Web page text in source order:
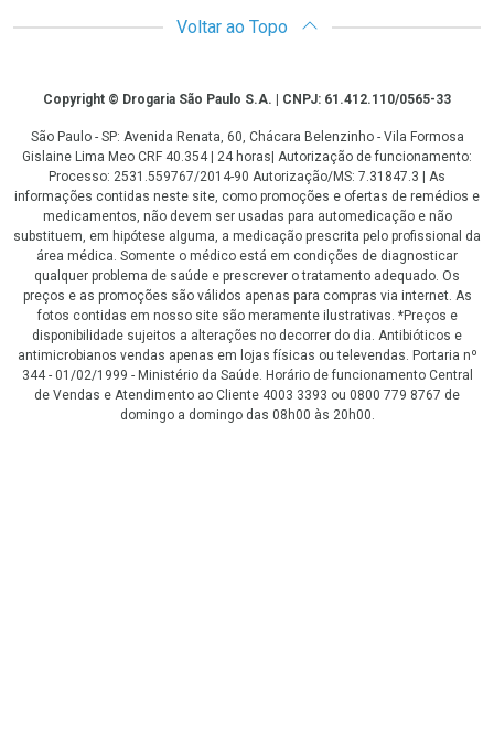
Voltar ao Topo
CopyrightCopyright © Drogaria São Paulo S.A. | CNPJ: 61.412.110/0565-33
São Paulo - SP: Avenida Renata, 60, Chácara Belenzinho - Vila Formosa
Gislaine Lima Meo CRF 40.354 | 24 horas| Autorização de funcionamento:
Processo: 2531.559767/2014-90 Autorização/MS: 7.31847.3 | As
informações contidas neste site, como promoções e ofertas de remédios e
medicamentos, não devem ser usadas para automedicação e não
substituem, em hipótese alguma, a medicação prescrita pelo profissional da
área médica. Somente o médico está em condições de diagnosticar
qualquer problema de saúde e prescrever o tratamento adequado. Os
preços e as promoções são válidos apenas para compras via internet. As
fotos contidas em nosso site são meramente ilustrativas. *Preços e
disponibilidade sujeitos a alterações no decorrer do dia. Antibióticos e
antimicrobianos vendas apenas em lojas físicas ou televendas. Portaria nº
344 - 01/02/1999 - Ministério da Saúde. Horário de funcionamento Central
de Vendas e Atendimento ao Cliente 4003 3393 ou 0800 779 8767 de
domingo a domingo das 08h00 às 20h00.